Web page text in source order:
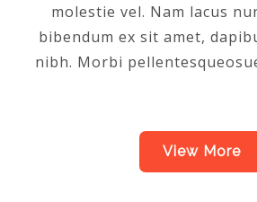
molestie vel. Nam lacus
bibendum ex sit amet,
nibh. Morbi
View More